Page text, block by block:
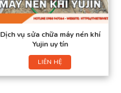
Dịch vụ sửa chữa máy nén khí
Yujin uy tín
LIÊN HỆ